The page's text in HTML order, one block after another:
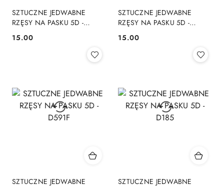
SZTUCZNE JEDWABNE
RZĘSY NA PASKU 5D -
Cena:
15.00
SZTUCZNE JEDWABNE
RZĘSY NA PASKU 5D -
Cena:
15.00
SZTUCZNE JEDWABNE
SZTUCZNE JEDWABNE